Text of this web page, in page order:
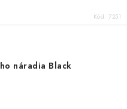
Kód: 7251
náradia Black